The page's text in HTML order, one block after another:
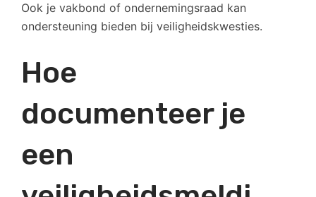
Ook je vakbond of ondernemingsraad kan
ondersteuning bieden bij veiligheidskwesties.
Hoe
documenteer je
een